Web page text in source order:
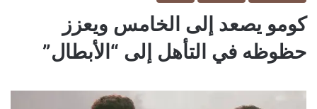
كومو يصعد إلى الخامس ويعزز
حظوظه في التأهل إلى “الأبطال”